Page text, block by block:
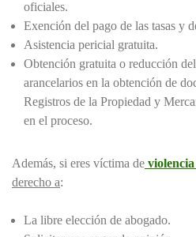
oficiales.
Exención del pago de las tasas y
Asistencia pericial gratuita.
Obtención gratuita o reducción
arancelarios en la obtención de
Registros de la Propiedad y
en el proceso.
Además, si eres víctima de
derecho a:
La libre elección de abogado.